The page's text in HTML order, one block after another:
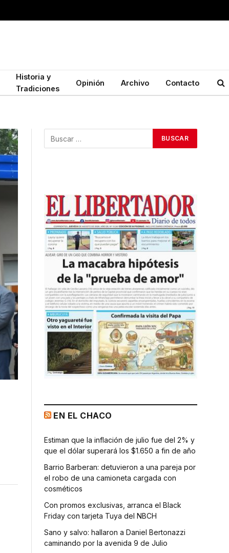
Historia y
Tradiciones
Opinión Archivo Contacto
EN EL CHACO
Estiman que la inflación de julio fue del 2% y
que el dólar superará los $1.650 a fin de año
Barrio Barberan: detuvieron a una pareja por
el robo de una camioneta cargada con
cosméticos
Con promos exclusivas, arranca el Black
Friday con tarjeta Tuya del NBCH
Sano y salvo: hallaron a Daniel Bertonazzi
caminando por la avenida 9 de Julio